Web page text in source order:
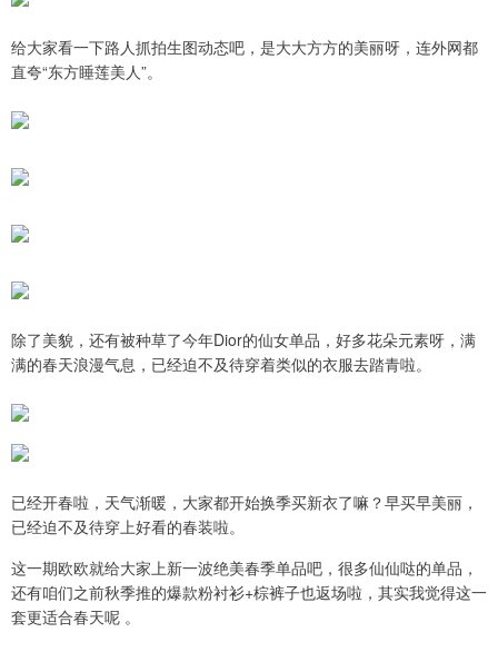
给大家看一下路人抓拍生图动态吧，是大大方方的美丽呀，连外网都
直夸“东方睡莲美人”。
除了美貌，还有被种草了今年Dior的仙女单品，好多花朵元素呀，满
满的春天浪漫气息，已经迫不及待穿着类似的衣服去踏青啦。
已经开春啦，天气渐暖，大家都开始换季买新衣了嘛？早买早美丽，
已经迫不及待穿上好看的春装啦。
这一期欧欧就给大家上新一波绝美春季单品吧，很多仙仙哒的单品，
还有咱们之前秋季推的爆款粉衬衫+棕裤子也返场啦，其实我觉得这一
套更适合春天呢 。